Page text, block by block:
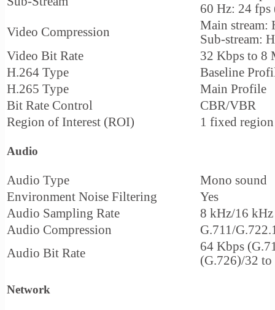
60 Hz: 24
Video Compression
Main stream:
Sub-stream:
Video Bit Rate
32 Kbps to 8
H.264 Type
Baseline
H.265 Type
Main Profile
Bit Rate Control
CBR/VBR
Region of Interest (ROI)
1 fixed
Audio
Audio Type
Mono sound
Environment Noise Filtering
Yes
Audio Sampling Rate
8 kHz/16 kHz
Audio Compression
G.711/
Audio Bit Rate
64 Kbps
(G.726)/32 to
Network